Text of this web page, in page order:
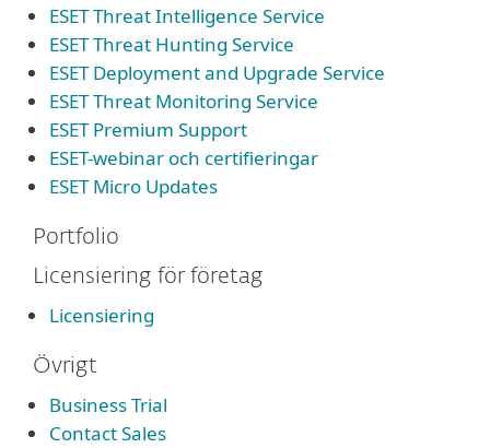
ESET Threat Intelligence Service
ESET Threat Hunting Service
ESET Deployment and Upgrade Service
ESET Threat Monitoring Service
ESET Premium Support
ESET-webinar och certifieringar
ESET Micro Updates
Portfolio
Licensiering för företag
Licensiering
Övrigt
Business Trial
Contact Sales